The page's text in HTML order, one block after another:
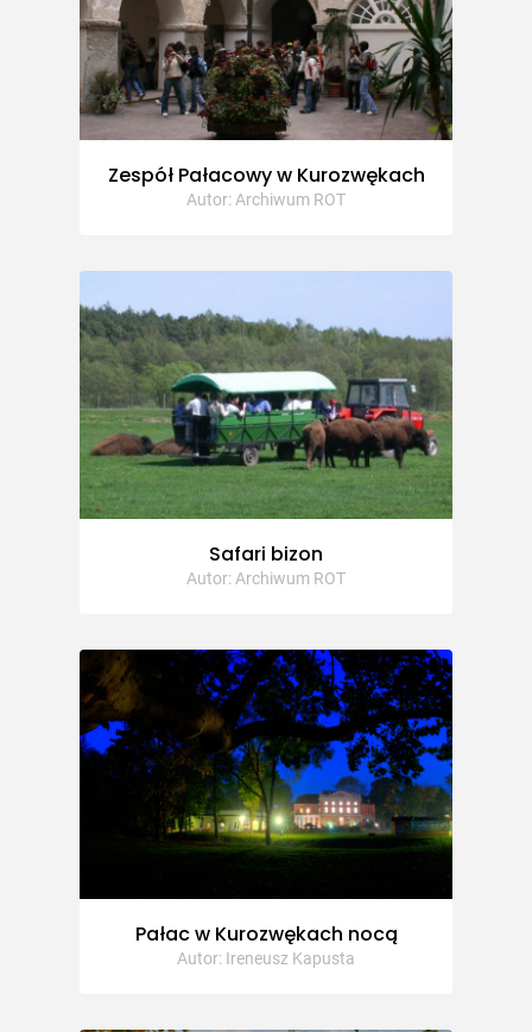
Zespół Pałacowy w Kurozwękach
Autor: Archiwum ROT
Safari bizon
Autor: Archiwum ROT
Pałac w Kurozwękach nocą
Autor: Ireneusz Kapusta